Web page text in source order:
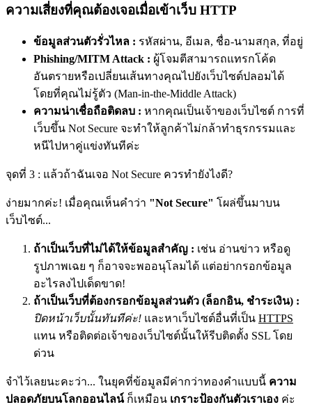
ความเสี่ยงที่คุณต้องเจอเมื่อเข้าเว็บ HTTP
ข้อมูลส่วนตัวรั่วไหล : รหัสผ่าน, อีเมล, ชื่อ-นามสกุล, ที่อยู่
Phishing/MITM Attack : ผู้โจมตีสามารถแทรกโค้ด
อันตรายหรือเปลี่ยนเส้นทางคุณไปยังเว็บไซต์ปลอมได้
โดยที่คุณไม่รู้ตัว (Man-in-the-Middle Attack)
ความน่าเชื่อถือติดลบ : หากคุณเป็นเจ้าของเว็บไซต์ การที่
เว็บขึ้น Not Secure จะทำให้ลูกค้าไม่กล้าทำธุรกรรมและ
หนีไปหาคู่แข่งทันทีค่ะ
จุดที่ 3 : แล้วถ้าฉันเจอ Not Secure ควรทำยังไงดี?
ง่ายมากค่ะ! เมื่อคุณเห็นคำว่า "Not Secure" โผล่ขึ้นมาบน
เว็บไซต์...
ถ้าเป็นเว็บที่ไม่ได้ให้ข้อมูลสำคัญ : เช่น อ่านข่าว หรือดู
รูปภาพเฉย ๆ ก็อาจจะพออนุโลมได้ แต่อย่ากรอกข้อมูล
อะไรลงไปเด็ดขาด!
ถ้าเป็นเว็บที่ต้องกรอกข้อมูลส่วนตัว (ล็อกอิน, ชำระเงิน) :
ปิดหน้าเว็บนั้นทันทีค่ะ! และหาเว็บไซต์อื่นที่เป็น HTTPS
แทน หรือติดต่อเจ้าของเว็บไซต์นั้นให้รีบติดตั้ง SSL โดย
ด่วน
จำไว้เลยนะคะว่า... ในยุคที่ข้อมูลมีค่ากว่าทองคำแบบนี้ ความ
ปลอดภัยบนโลกออนไลน์ก็เหมือน เกราะป้องกันตัวเราเอง ค่ะ